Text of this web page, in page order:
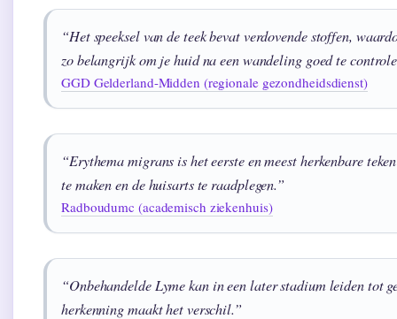
“Het speeksel van de teek bevat verdovende stoffen,
zo belangrijk om je huid na een wandeling goed te
GGD Gelderland-Midden (regionale gezondheidsdienst)
“Erythema migrans is het eerste en meest herkenbare
te maken en de huisarts te raadplegen.”
Radboudumc (academisch ziekenhuis)
“Onbehandelde Lyme kan in een later stadium leiden tot
herkenning maakt het verschil.”